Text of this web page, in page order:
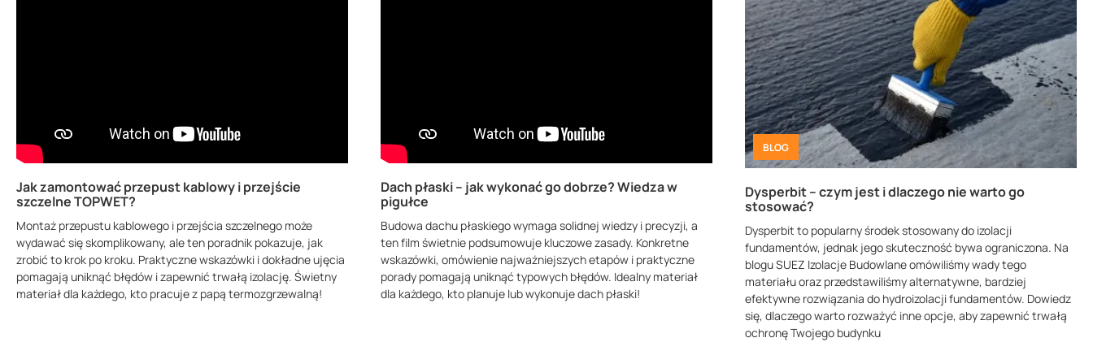
Jak zamontować przepust kablowy i przejście
szczelne TOPWET?
Montaż przepustu kablowego i przejścia szczelnego może
wydawać się skomplikowany, ale ten poradnik pokazuje, jak
zrobić to krok po kroku. Praktyczne wskazówki i dokładne ujęcia
pomagają uniknąć błędów i zapewnić trwałą izolację. Świetny
materiał dla każdego, kto pracuje z papą termozgrzewalną!
Dach płaski – jak wykonać go dobrze? Wiedza w
pigułce
Budowa dachu płaskiego wymaga solidnej wiedzy i precyzji, a
ten film świetnie podsumowuje kluczowe zasady. Konkretne
wskazówki, omówienie najważniejszych etapów i praktyczne
porady pomagają uniknąć typowych błędów. Idealny materiał
dla każdego, kto planuje lub wykonuje dach płaski!
BLOG
Dysperbit – czym jest i dlaczego nie warto go
stosować?
Dysperbit to popularny środek stosowany do izolacji
fundamentów, jednak jego skuteczność bywa ograniczona. Na
blogu SUEZ Izolacje Budowlane omówiliśmy wady tego
materiału oraz przedstawiliśmy alternatywne, bardziej
efektywne rozwiązania do hydroizolacji fundamentów. Dowiedz
się, dlaczego warto rozważyć inne opcje, aby zapewnić trwałą
ochronę Twojego budynku